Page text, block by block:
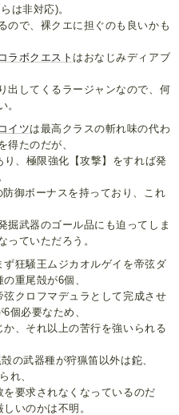
は非対応)。
ので、裸クエに担ぐのも良いかも
ラボクエスト はおなじみディアブ
出してくるラージャンなので、何
。
コイツは最高クラスの斬れ味の代わ
得たのだが、
り、極限強化【攻撃】をすれば発
御ボーナスを持っており、これ
掘武器のゴール品にも迫ってしま
っていただろう。
狂騒王ムジカオルゲイを帝弦ダ
重尾殻が6個、
クロフマデュラとして完成させ
個必要なため、
、それ以上の苦行を強いられる
の武器種が狩猟笛以外は鉈
れ、
要求されなくなっているのだ
いのかは不明。